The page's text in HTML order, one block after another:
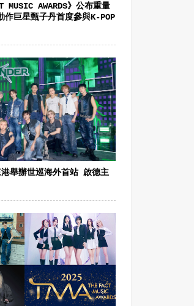
MUSIC AWARDS》公布重量
巨星甄子丹首度參與K-POP
港舉辦世巡海外首站 啟德主